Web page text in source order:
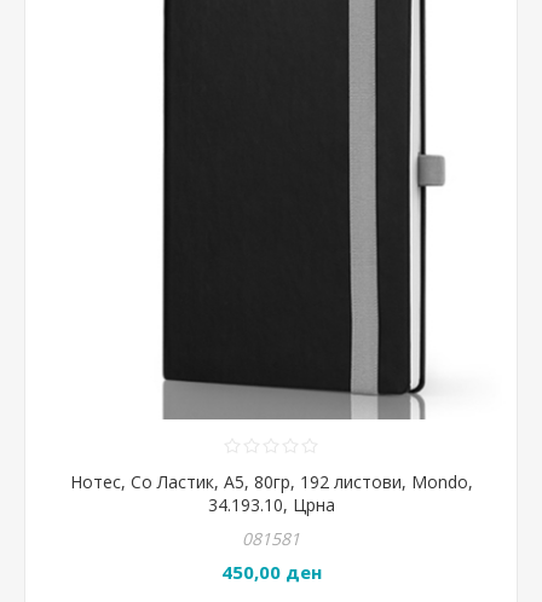
Нотес, Со Ластик, A5, 80гр, 192 листови, Mondo,
34.193.10, Црна
081581
450,00 ден